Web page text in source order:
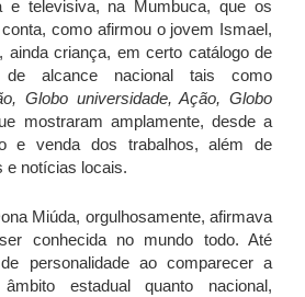
e televisiva, na Mumbuca, que os
como afirmou o jovem Ismael,
ainda criança, em certo catálogo de
de alcance nacional tais como
Globo universidade, Ação, Globo
mostraram amplamente, desde a
e venda dos trabalhos, além de
e notícias locais.
Miúda, orgulhosamente, afirmava
conhecida no mundo todo. Até
personalidade ao comparecer a
estadual quanto nacional,